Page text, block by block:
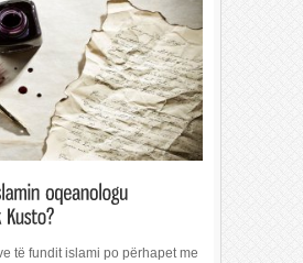
të fundit islami po përhapet me